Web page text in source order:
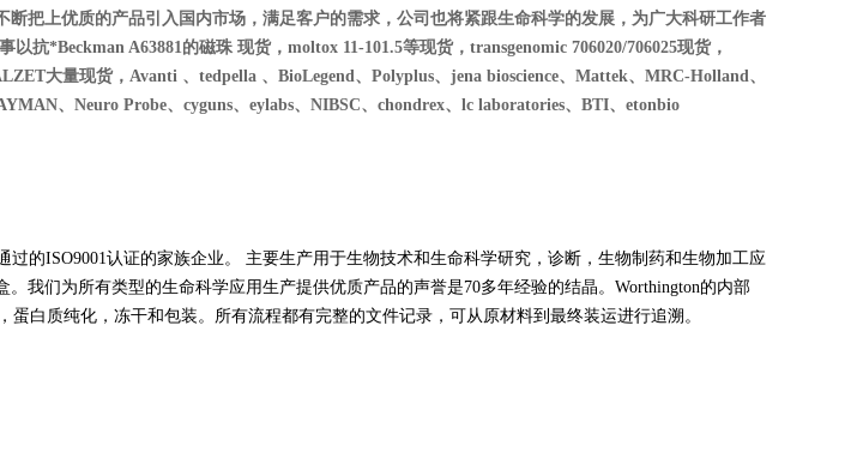
断把上优质的产品引入国内市场，满足客户的需求，公司也将紧跟生命科学的发展，为广大科研工作者
抗*Beckman A63881的磁珠 现货，moltox 11-101.5等现货，transgenomic 706020/706025现货，
大量现货，Avanti 、tedpella 、BioLegend、Polyplus、jena bioscience、Mattek、MRC-Holland、
、Neuro Probe、cyguns、eylabs、NIBSC、chondrex、lc laboratories、BTI、etonbio
过的ISO9001认证的家族企业。 主要生产用于生物技术和生命科学研究，诊断，生物制药和生物加工应
我们为所有类型的生命科学应用生产提供优质产品的声誉是70多年经验的结晶。Worthington的内部
蛋白质纯化，冻干和包装。所有流程都有完整的文件记录，可从原材料到最终装运进行追溯。